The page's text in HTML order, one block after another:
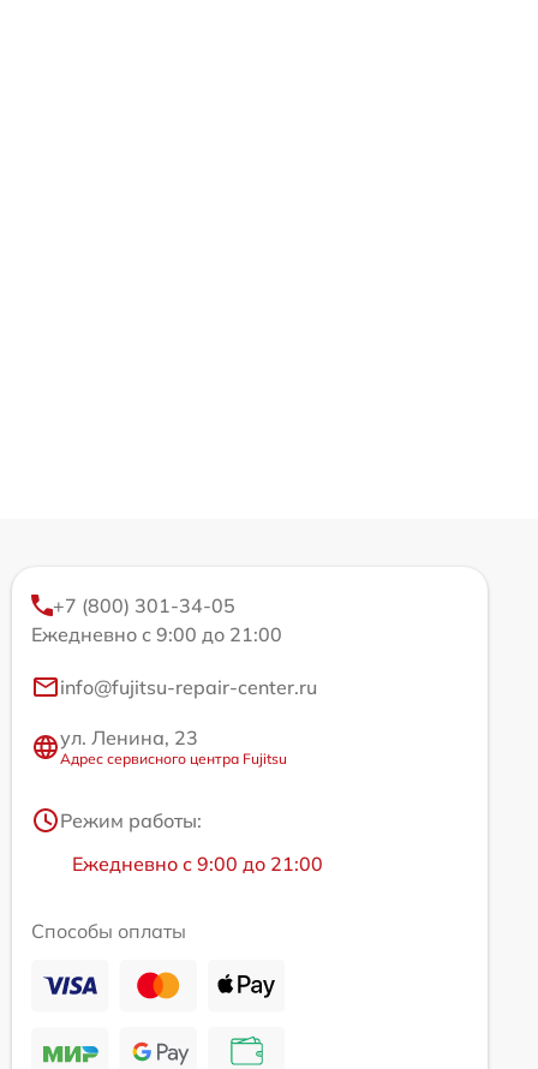
+7 (800) 301-34-05
Ежедневно с 9:00 до 21:00
info@fujitsu-repair-center.ru
ул. Ленина, 23
Адрес сервисного центра Fujitsu
Режим работы:
Ежедневно с 9:00 до 21:00
Способы оплаты